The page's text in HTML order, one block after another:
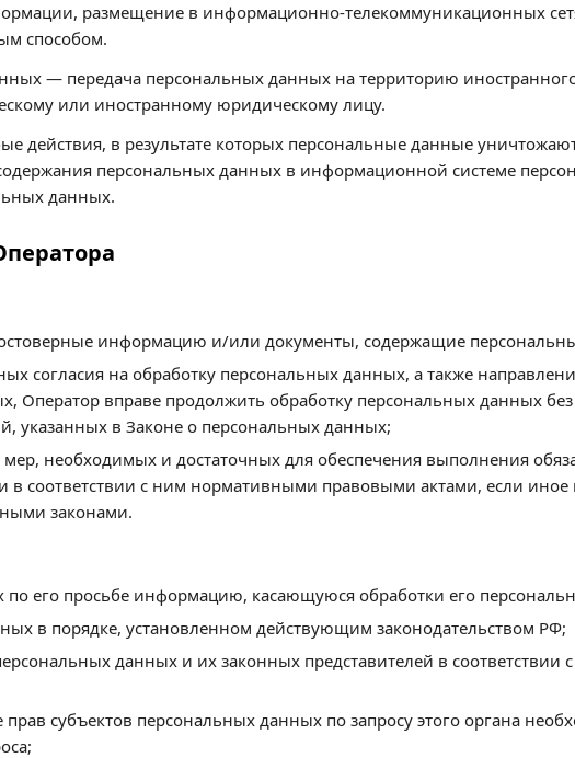
размещение в информационно-телекоммуникационных
способом.
— передача персональных данных на территорию иностранного
или иностранному юридическому лицу.
в результате которых персональные данные
персональных данных в информационной системе
данных.
информацию и/или документы, содержащие
согласия на обработку персональных данных, а также
вправе продолжить обработку персональных данных без
указанных в Законе о персональных данных;
мер, необходимых и достаточных для обеспечения выполнения
соответствии с ним нормативными правовыми актами, если иное
законами.
по его просьбе информацию, касающуюся обработки его
в порядке, установленном действующим законодательством РФ;
данных и их законных представителей в соответствии
субъектов персональных данных по запросу этого органа